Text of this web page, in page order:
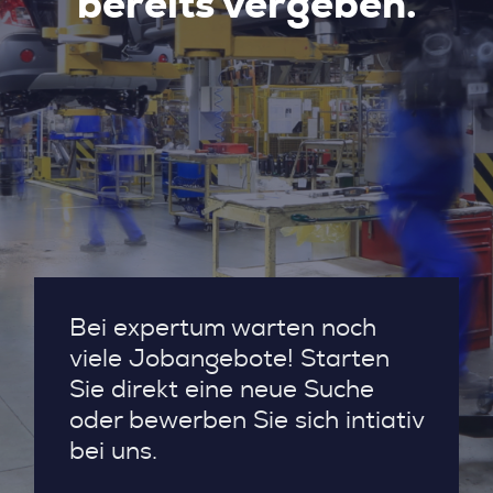
Bei expertum warten noch
viele Jobangebote! Starten
Sie direkt eine neue Suche
oder bewerben Sie sich intiativ
bei uns.